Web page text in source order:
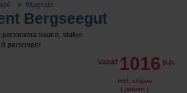
Wagrain
Bergseegut
panorama sauna, stukje
personen!
vanaf 1016 p.p.
incl. skipas
( januari )